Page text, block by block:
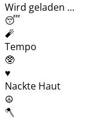
Wird geladen ...
😴
🧨
Tempo
🥸
♥️
Nackte Haut
☮️
🪓